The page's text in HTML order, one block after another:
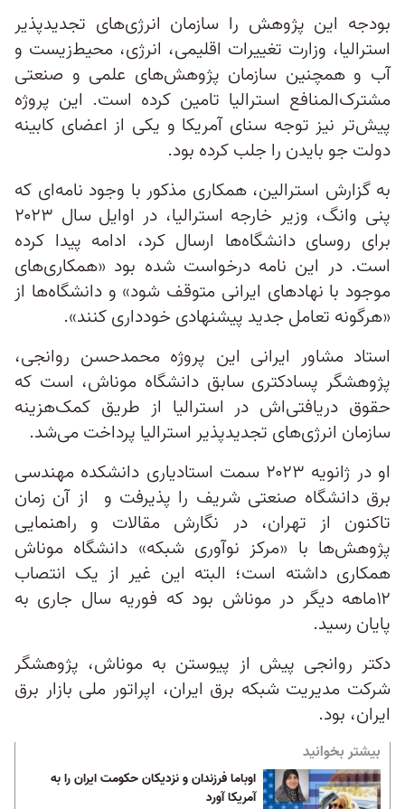
بودجه این پژوهش را سازمان انرژی‌های تجدیدپذیر
استرالیا، وزارت تغییرات اقلیمی، انرژی، محیط‌زیست و
آب و همچنین سازمان پژوهش‌های علمی و صنعتی
مشترک‌المنافع استرالیا تامین کرده است. این پروژه
پیش‌تر نیز توجه سنای آمریکا و یکی از اعضای کابینه
دولت جو بایدن را جلب کرده بود.
به گزارش استرالین، همکاری مذکور با وجود نامه‌ای که
پنی وانگ، وزیر خارجه استرالیا، در اوایل سال ۲۰۲۳
برای روسای دانشگاه‌ها ارسال کرد، ادامه پیدا کرده
است. در این نامه‌ درخواست شده بود «همکاری‌های
موجود با نهادهای ایرانی متوقف شود» و دانشگاه‌ها از
«هرگونه تعامل جدید پیشنهادی خودداری کنند».
استاد مشاور ایرانی این پروژه محمدحسن روانجی،
پژوهشگر پسادکتری سابق دانشگاه موناش، است که
حقوق دریافتی‌اش در استرالیا از طریق کمک‌هزینه
سازمان انرژی‌های تجدیدپذیر استرالیا پرداخت می‌شد.
او در ژانویه ۲۰۲۳ سمت استادیاری دانشکده مهندسی
برق دانشگاه صنعتی شریف را پذیرفت و از آن زمان
تاکنون از تهران، در نگارش مقالات و راهنمایی
پژوهش‌ها با «مرکز نوآوری شبکه» دانشگاه موناش
همکاری داشته است؛ البته این غیر از یک انتصاب
۱۲ماهه دیگر در موناش بود که فوریه سال جاری به
پایان رسید.
دکتر روانجی پیش از پیوستن به موناش، پژوهشگر
شرکت مدیریت شبکه برق ایران، اپراتور ملی بازار برق
ایران، بود.
بیشتر بخوانید
اوباما فرزندان و نزدیکان حکومت ایران را به
آمریکا آورد